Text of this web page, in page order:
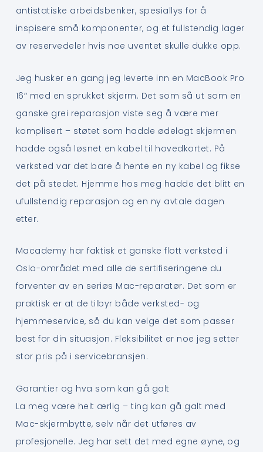
antistatiske arbeidsbenker, spesiallys for å
inspisere små komponenter, og et fullstendig lager
av reservedeler hvis noe uventet skulle dukke opp.
Jeg husker en gang jeg leverte inn en MacBook Pro
16″ med en sprukket skjerm. Det som så ut som en
ganske grei reparasjon viste seg å være mer
komplisert – støtet som hadde ødelagt skjermen
hadde også løsnet en kabel til hovedkortet. På
verksted var det bare å hente en ny kabel og fikse
det på stedet. Hjemme hos meg hadde det blitt en
ufullstendig reparasjon og en ny avtale dagen
etter.
Macademy har faktisk et ganske flott verksted i
Oslo-området med alle de sertifiseringene du
forventer av en seriøs Mac-reparatør. Det som er
praktisk er at de tilbyr både verksted- og
hjemmeservice, så du kan velge det som passer
best for din situasjon. Fleksibilitet er noe jeg setter
stor pris på i servicebransjen.
Garantier og hva som kan gå galt
La meg være helt ærlig – ting kan gå galt med
Mac-skjermbytte, selv når det utføres av
profesjonelle. Jeg har sett det med egne øyne, og